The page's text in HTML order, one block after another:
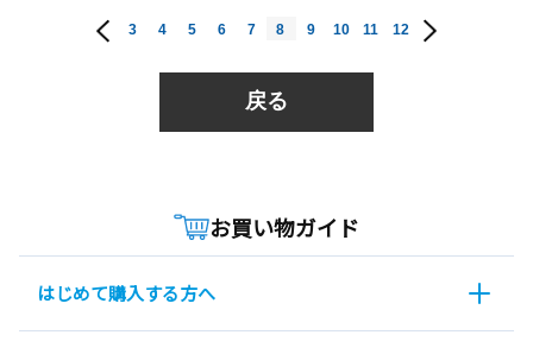
3 4 5 6 7 8 9 10 11 12
戻る
お買い物ガイド
はじめて購入する方へ